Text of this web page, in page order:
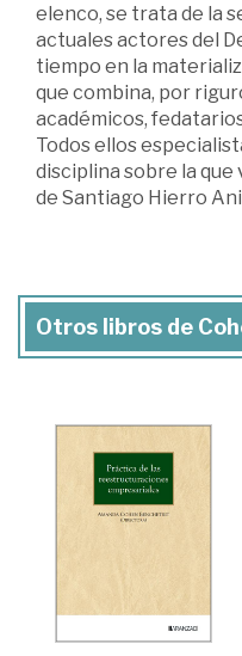
elenco, se trata de la
actuales actores del
tiempo en la
que combina, por
académicos,
Todos ellos
disciplina sobre la
de Santiago Hierro
Otros libros de